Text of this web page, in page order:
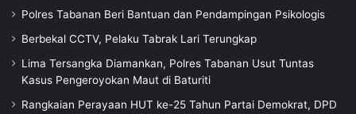
Polres Tabanan Beri Bantuan dan Pendampingan Psikologis
Berbekal CCTV, Pelaku Tabrak Lari Terungkap
Lima Tersangka Diamankan, Polres Tabanan Usut Tuntas
Kasus Pengeroyokan Maut di Baturiti
Rangkaian Perayaan HUT ke-25 Tahun Partai Demokrat, DPD